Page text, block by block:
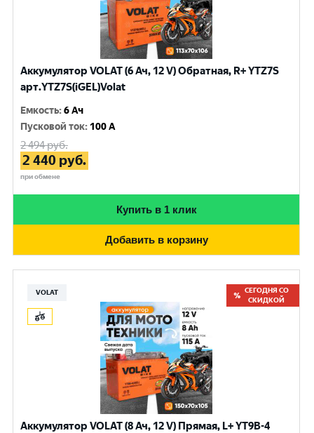
Аккумулятор VOLAT (6 Ач, 12 V) Обратная, R+ YTZ7S
арт.YTZ7S(iGEL)Volat
Емкость:6 Ач
Пусковой ток: 100 A
2 494руб.
2 440 руб.
при обмене
Купить в 1 клик
Добавить в корзину
VOLAT
СЕГОДНЯ СО
СКИДКОЙ
Аккумулятор VOLAT (8 Ач, 12 V) Прямая, L+ YT9B-4